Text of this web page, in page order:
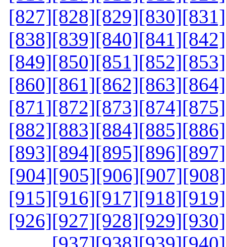
[827][828][829][830][831]
[838][839][840][841][842]
[849][850][851][852][853]
[860][861][862][863][864]
[871][872][873][874][875]
[882][883][884][885][886]
[893][894][895][896][897]
[904][905][906][907][908]
[915][916][917][918][919]
[926][927][928][929][930]